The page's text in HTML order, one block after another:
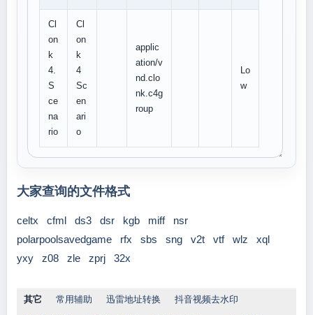
Cl
on
k
4.
S
ce
na
rio
Cl
on
k
4
Sc
en
ari
o
applic
ation/v
nd.clo
nk.c4g
roup
Lo
w
大家查询的文件格式
celtx cfml ds3 dsr kgb miff
nsr
polarpoolsavedgame
rfx sbs sng v2t vtf wlz
xql
yxy
z08 zle zprj 32x
其它 常用辅助 迅雷地址转换 抖音视频去水印